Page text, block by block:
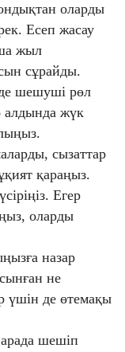
оларды
Есеп жасау
жыл
сұрайды.
шешуші рөл
алдында жүк
сызаттар
қараңыз.
Егер
оларды
назар
не
үшін де өтемақы
шешіп